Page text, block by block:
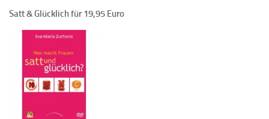
Satt & Glücklich für 19,95 Euro